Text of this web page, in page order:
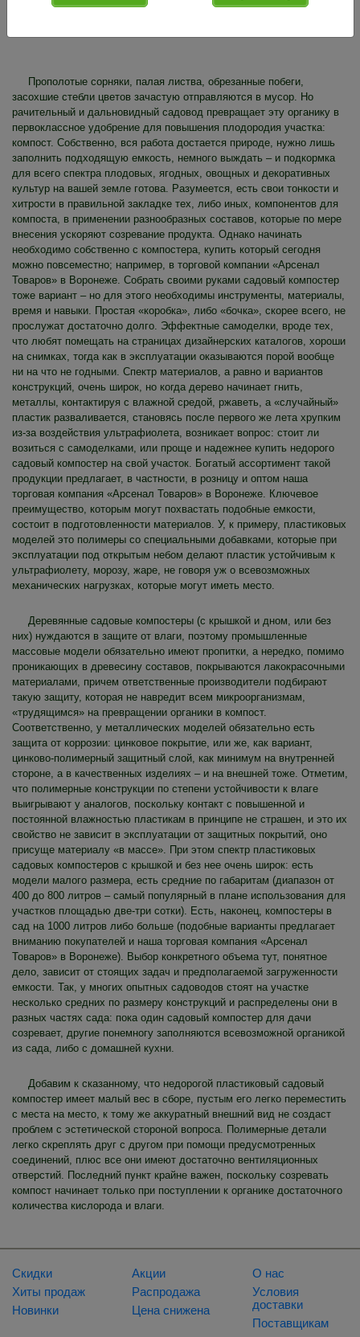
Мин. партия:1 шт. В упак.:
Прополотые сорняки, палая листва, обрезанные побеги,
засохшие стебли цветов зачастую отправляются в мусор. Но
рачительный и дальновидный садовод превращает эту органику в
первоклассное удобрение для повышения плодородия участка:
компост. Собственно, вся работа достается природе, нужно лишь
заполнить подходящую емкость, немного выждать – и подкормка
для всего спектра плодовых, ягодных, овощных и декоративных
культур на вашей земле готова. Разумеется, есть свои тонкости и
хитрости в правильной закладке тех, либо иных, компонентов для
компоста, в применении разнообразных составов, которые по мере
внесения ускоряют созревание продукта. Однако начинать
необходимо собственно с компостера, купить который сегодня
можно повсеместно; например, в торговой компании «Арсенал
Товаров» в Воронеже. Собрать своими руками садовый компостер
тоже вариант – но для этого необходимы инструменты, материалы,
время и навыки. Простая «коробка», либо «бочка», скорее всего, не
прослужат достаточно долго. Эффектные самоделки, вроде тех,
что любят помещать на страницах дизайнерских каталогов, хороши
на снимках, тогда как в эксплуатации оказываются порой вообще
ни на что не годными. Спектр материалов, а равно и вариантов
конструкций, очень широк, но когда дерево начинает гнить,
металлы, контактируя с влажной средой, ржаветь, а «случайный»
пластик разваливается, становясь после первого же лета хрупким
из-за воздействия ультрафиолета, возникает вопрос: стоит ли
возиться с самоделками, или проще и надежнее купить недорого
садовый компостер на свой участок. Богатый ассортимент такой
продукции предлагает, в частности, в розницу и оптом наша
торговая компания «Арсенал Товаров» в Воронеже. Ключевое
преимущество, которым могут похвастать подобные емкости,
состоит в подготовленности материалов. У, к примеру, пластиковых
моделей это полимеры со специальными добавками, которые при
эксплуатации под открытым небом делают пластик устойчивым к
ультрафиолету, морозу, жаре, не говоря уж о всевозможных
механических нагрузках, которые могут иметь место.
Деревянные садовые компостеры (с крышкой и дном, или без
них) нуждаются в защите от влаги, поэтому промышленные
массовые модели обязательно имеют пропитки, а нередко, помимо
проникающих в древесину составов, покрываются лакокрасочными
материалами, причем ответственные производители подбирают
такую защиту, которая не навредит всем микроорганизмам,
«трудящимся» на превращении органики в компост.
Соответственно, у металлических моделей обязательно есть
защита от коррозии: цинковое покрытие, или же, как вариант,
цинково-полимерный защитный слой, как минимум на внутренней
стороне, а в качественных изделиях – и на внешней тоже. Отметим,
что полимерные конструкции по степени устойчивости к влаге
выигрывают у аналогов, поскольку контакт с повышенной и
постоянной влажностью пластикам в принципе не страшен, и это их
свойство не зависит в эксплуатации от защитных покрытий, оно
присуще материалу «в массе». При этом спектр пластиковых
садовых компостеров с крышкой и без нее очень широк: есть
модели малого размера, есть средние по габаритам (диапазон от
400 до 800 литров – самый популярный в плане использования для
участков площадью две-три сотки). Есть, наконец, компостеры в
сад на 1000 литров либо больше (подобные варианты предлагает
вниманию покупателей и наша торговая компания «Арсенал
Товаров» в Воронеже). Выбор конкретного объема тут, понятное
дело, зависит от стоящих задач и предполагаемой загруженности
емкости. Так, у многих опытных садоводов стоят на участке
несколько средних по размеру конструкций и распределены они в
разных частях сада: пока один садовый компостер для дачи
созревает, другие понемногу заполняются всевозможной органикой
из сада, либо с домашней кухни.
Добавим к сказанному, что недорогой пластиковый садовый
компостер имеет малый вес в сборе, пустым его легко переместить
с места на место, к тому же аккуратный внешний вид не создаст
проблем с эстетической стороной вопроса. Полимерные детали
легко скреплять друг с другом при помощи предусмотренных
соединений, плюс все они имеют достаточно вентиляционных
отверстий. Последний пункт крайне важен, поскольку созревать
компост начинает только при поступлении к органике достаточного
количества кислорода и влаги.
Скидки
Хиты продаж
Новинки
Акции
Распродажа
Цена снижена
О нас
Условия
доставки
Поставщикам